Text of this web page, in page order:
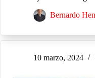
Bernardo
10 marzo, 2024